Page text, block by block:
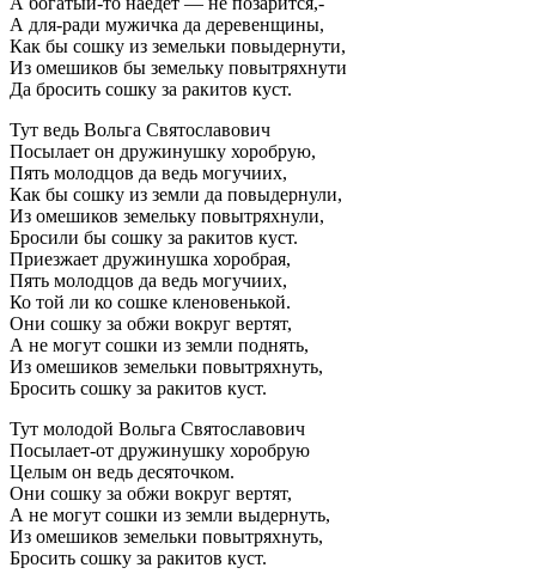
А для-ради мужичка да деревенщины,
Как бы сошку из земельки повыдернути,
Из омешиков бы земельку повытряхнути
Да бросить сошку за ракитов куст.
Тут ведь Вольга Святославович
Посылает он дружинушку хоробрую,
Пять молодцов да ведь могучиих,
Как бы сошку из земли да повыдернули,
Из омешиков земельку повытряхнули,
Бросили бы сошку за ракитов куст.
Приезжает дружинушка хоробрая,
Пять молодцов да ведь могучиих,
Ко той ли ко сошке кленовенькой.
Они сошку за обжи вокруг вертят,
А не могут сошки из земли поднять,
Из омешиков земельки повытряхнуть,
Бросить сошку за ракитов куст.
Тут молодой Вольга Святославович
Посылает-от дружинушку хоробрую
Целым он ведь десяточком.
Они сошку за обжи вокруг вертят,
А не могут сошки из земли выдернуть,
Из омешиков земельки повытряхнуть,
Бросить сошку за ракитов куст.